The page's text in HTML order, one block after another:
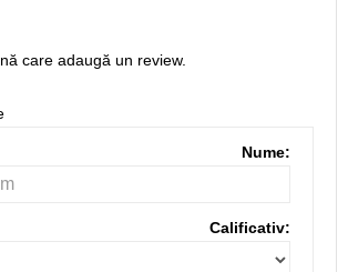
care adaugă un review.
Nume:
Calificativ: